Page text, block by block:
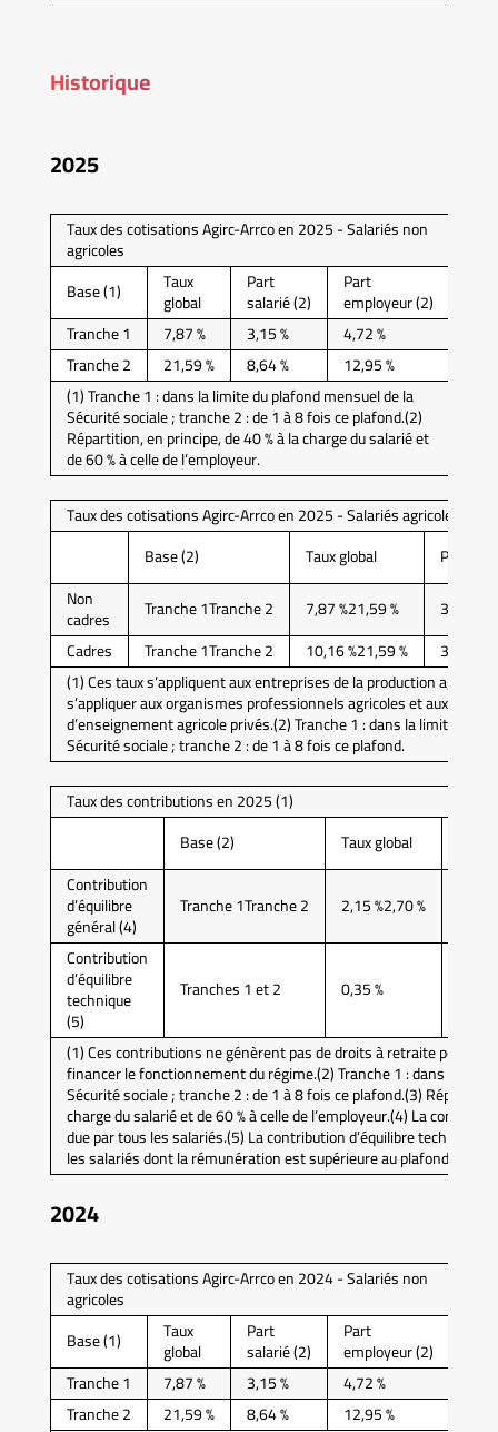
Historique
2025
Taux des cotisations Agirc-Arrco en 2025 - Salariés non
agricoles
Base (1)
Taux
global
Part
salarié (2)
Part
employeur (2)
Tranche 1
7,87 % 3,15 %
4,72 %
Tranche 2
21,59 % 8,64 %
12,95 %
(1) Tranche 1 : dans la limite du plafond mensuel de la
Sécurité sociale ; tranche 2 : de 1 à 8 fois ce plafond.(2)
Répartition, en principe, de 40 % à la charge du salarié et
de 60 % à celle de l’employeur.
Taux des cotisations Agirc-Arrco en 2025 - Salariés agricoles (1)
Base (2)
Taux global
Part
Non
cadres Tranche 1Tranche 2 7,87 %21,59 %
3,93
Cadres
Tranche 1Tranche 2 10,16 %21,59 %
3,86
(1) Ces taux s’appliquent aux entreprises de la production
s’appliquer aux organismes professionnels agricoles et aux
d’enseignement agricole privés.(2) Tranche 1 : dans la limite du
Sécurité sociale ; tranche 2 : de 1 à 8 fois ce plafond.
Taux des contributions en 2025 (1)
Base (2)
Taux global
Contribution
d’équilibre
général (4)
Tranche 1Tranche 2 2,15 %2,70 %
Contribution
d’équilibre
technique
(5)
Tranches 1 et 2 0,35 %
(1) Ces contributions ne génèrent pas de droits à retraite pour
financer le fonctionnement du régime.(2) Tranche 1 : dans la
Sécurité sociale ; tranche 2 : de 1 à 8 fois ce plafond.(3)
charge du salarié et de 60 % à celle de l’employeur.(4) La
due par tous les salariés.(5) La contribution d’équilibre technique
les salariés dont la rémunération est supérieure au plafond
2024
Taux des cotisations Agirc-Arrco en 2024 - Salariés non
agricoles
Base (1)
Taux
global
Part
salarié (2)
Part
employeur (2)
Tranche 1
7,87 % 3,15 %
4,72 %
Tranche 2
21,59 % 8,64 %
12,95 %